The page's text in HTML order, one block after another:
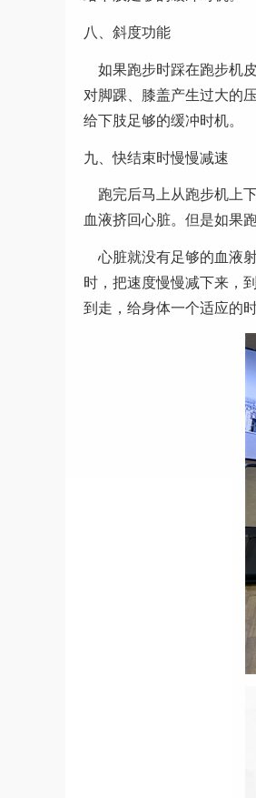
八、斜度功能
如果跑步时踩在跑步机
对脚踝、膝盖产生过大的
给下肢足够的缓冲时机。
九、快结束时慢慢减速
跑完后马上从跑步机上
血液挤回心脏。但是如果
心脏就没有足够的血液
时，把速度慢慢减下来，
到走，给身体一个适应的时